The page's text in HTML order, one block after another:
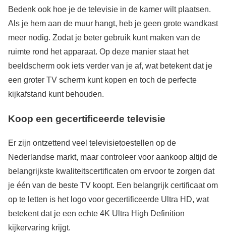
Bedenk ook hoe je de televisie in de kamer wilt plaatsen.
Als je hem aan de muur hangt, heb je geen grote wandkast
meer nodig. Zodat je beter gebruik kunt maken van de
ruimte rond het apparaat. Op deze manier staat het
beeldscherm ook iets verder van je af, wat betekent dat je
een groter TV scherm kunt kopen en toch de perfecte
kijkafstand kunt behouden.
Koop een gecertificeerde televisie
Er zijn ontzettend veel televisietoestellen op de
Nederlandse markt, maar controleer voor aankoop altijd de
belangrijkste kwaliteitscertificaten om ervoor te zorgen dat
je één van de beste TV koopt. Een belangrijk certificaat om
op te letten is het logo voor gecertificeerde Ultra HD, wat
betekent dat je een echte 4K Ultra High Definition
kijkervaring krijgt.